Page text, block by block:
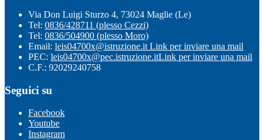
Via Don Luigi Sturzo 4, 73024 Maglie (Le)
Tel: 0836/428711 (plesso Cezzi)
Tel: 0836/504900 (plesso Moro)
Email: leis04700x@istruzione.it Link per inviare una mail
PEC: leis04700x@pec.istruzione.itLink per inviare una mail
C.F.: 92029240758
Seguici su
Facebook
Youtube
Instagram